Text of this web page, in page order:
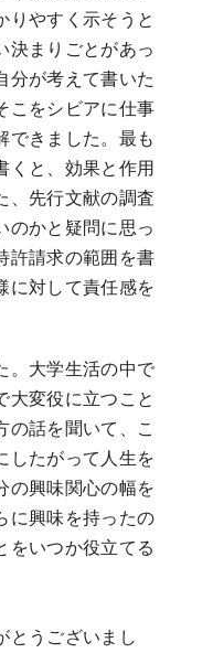
りやすく示そうと
決まりごとがあっ
分が考えて書いた
こをシビアに仕事
できました。最も
くと、効果と作用
、先行文献の調査
のかと疑問に思っ
許請求の範囲を書
に対して責任感を
。大学生活の中で
大変役に立つこと
の話を聞いて、こ
したがって人生を
の興味関心の幅を
に興味を持ったの
をいつか役立てる
とうございまし